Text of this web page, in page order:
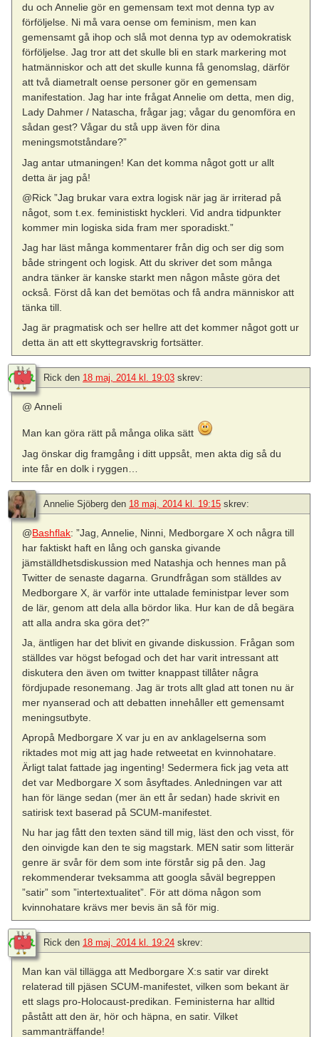
du och Annelie gör en gemensam text mot denna typ av
förföljelse. Ni må vara oense om feminism, men kan
gemensamt gå ihop och slå mot denna typ av odemokratisk
förföljelse. Jag tror att det skulle bli en stark markering mot
hatmänniskor och att det skulle kunna få genomslag, därför
att två diametralt oense personer gör en gemensam
manifestation. Jag har inte frågat Annelie om detta, men dig,
Lady Dahmer / Natascha, frågar jag; vågar du genomföra en
sådan gest? Vågar du stå upp även för dina
meningsmotståndare?”
Jag antar utmaningen! Kan det komma något gott ur allt
detta är jag på!
@Rick ”Jag brukar vara extra logisk när jag är irriterad på
något, som t.ex. feministiskt hyckleri. Vid andra tidpunkter
kommer min logiska sida fram mer sporadiskt.”
Jag har läst många kommentarer från dig och ser dig som
både stringent och logisk. Att du skriver det som många
andra tänker är kanske starkt men någon måste göra det
också. Först då kan det bemötas och få andra människor att
tänka till.
Jag är pragmatisk och ser hellre att det kommer något gott ur
detta än att ett skyttegravskrig fortsätter.
Rick den 18 maj, 2014 kl. 19:03 skrev:
@ Anneli
Man kan göra rätt på många olika sätt
Jag önskar dig framgång i ditt uppsåt, men akta dig så du
inte får en dolk i ryggen…
Annelie Sjöberg den 18 maj, 2014 kl. 19:15 skrev:
@Bashflak: ”Jag, Annelie, Ninni, Medborgare X och några till
har faktiskt haft en lång och ganska givande
jämställdhetsdiskussion med Natashja och hennes man på
Twitter de senaste dagarna. Grundfrågan som ställdes av
Medborgare X, är varför inte uttalade feministpar lever som
de lär, genom att dela alla bördor lika. Hur kan de då begära
att alla andra ska göra det?”
Ja, äntligen har det blivit en givande diskussion. Frågan som
ställdes var högst befogad och det har varit intressant att
diskutera den även om twitter knappast tillåter några
fördjupade resonemang. Jag är trots allt glad att tonen nu är
mer nyanserad och att debatten innehåller ett gemensamt
meningsutbyte.
Apropå Medborgare X var ju en av anklagelserna som
riktades mot mig att jag hade retweetat en kvinnohatare.
Ärligt talat fattade jag ingenting! Sedermera fick jag veta att
det var Medborgare X som åsyftades. Anledningen var att
han för länge sedan (mer än ett år sedan) hade skrivit en
satirisk text baserad på SCUM-manifestet.
Nu har jag fått den texten sänd till mig, läst den och visst, för
den oinvigde kan den te sig magstark. MEN satir som litterär
genre är svår för dem som inte förstår sig på den. Jag
rekommenderar tveksamma att googla såväl begreppen
”satir” som ”intertextualitet”. För att döma någon som
kvinnohatare krävs mer bevis än så för mig.
Rick den 18 maj, 2014 kl. 19:24 skrev:
Man kan väl tillägga att Medborgare X:s satir var direkt
relaterad till pjäsen SCUM-manifestet, vilken som bekant är
ett slags pro-Holocaust-predikan. Feministerna har alltid
påstått att den är, hör och häpna, en satir. Vilket
sammanträffande!